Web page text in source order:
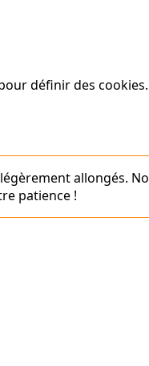
définir des cookies.
allongés.
patience !